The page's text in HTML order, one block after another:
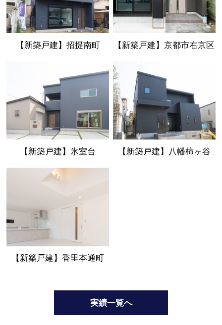
【新築戸建】招提南町 【新築戸建】京都市右京区
【新築戸建】氷室台 【新築戸建】八幡柿ヶ谷
【新築戸建】香里本通町
実績一覧へ